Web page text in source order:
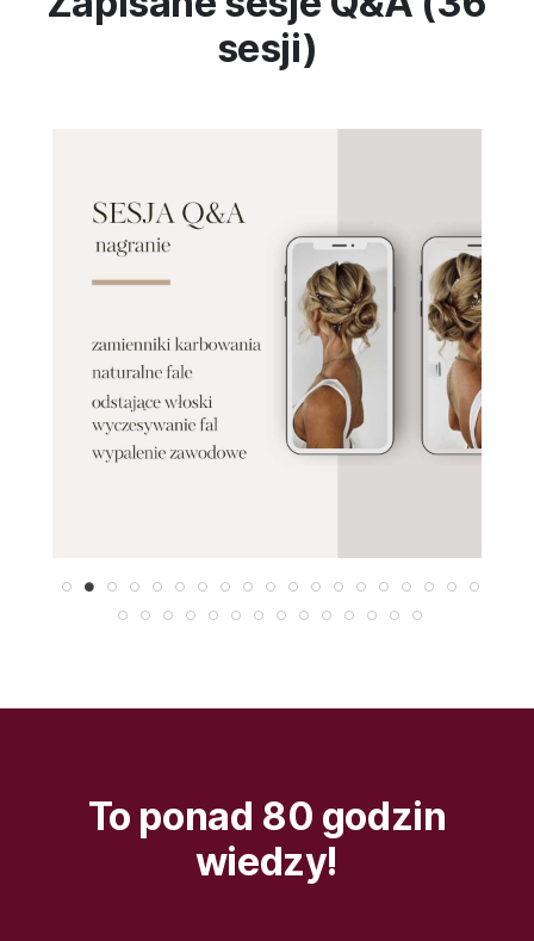
sesji)
To ponad 80 godzin
wiedzy!